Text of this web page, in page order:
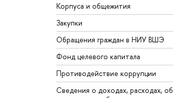
Корпуса и общежития
Закупки
Обращения граждан в НИУ ВШЭ
Фонд целевого капитала
Противодействие коррупции
Сведения о доходах, расходах, об